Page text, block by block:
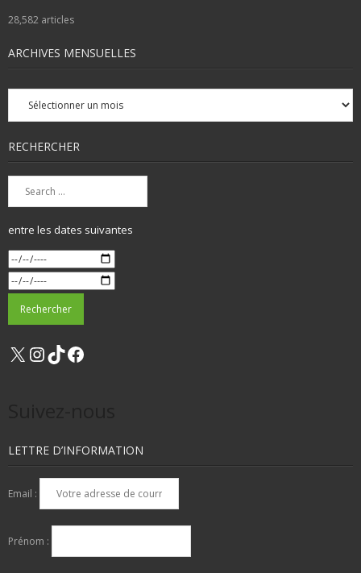
28,582 articles
ARCHIVES MENSUELLES
Archives
mensuelles
RECHERCHER
entre les dates suivantes
X Instagram
TikTok
LETTRE D’INFORMATION
Email :
Prénom :